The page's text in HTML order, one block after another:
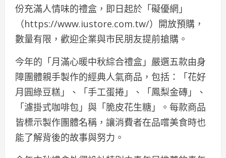
份充滿人情味的禮盒，即日起於「礙優網」
（https://www.iustore.com.tw/）開放預購，
數量有限，歡迎企業與市民朋友提前搶購。
今年的「月滿心暖中秋綜合禮盒」嚴選五款由身
障團體親手製作的經典人氣商品，包括：「花好
月圓綠豆糕」、「手工蛋捲」、「鳳梨金磚」、
「濾掛式咖啡包」與「脆皮花生糖」。每款商品
皆標示製作團體名稱，讓消費者在品嚐美食時也
能了解背後的故事與努力。